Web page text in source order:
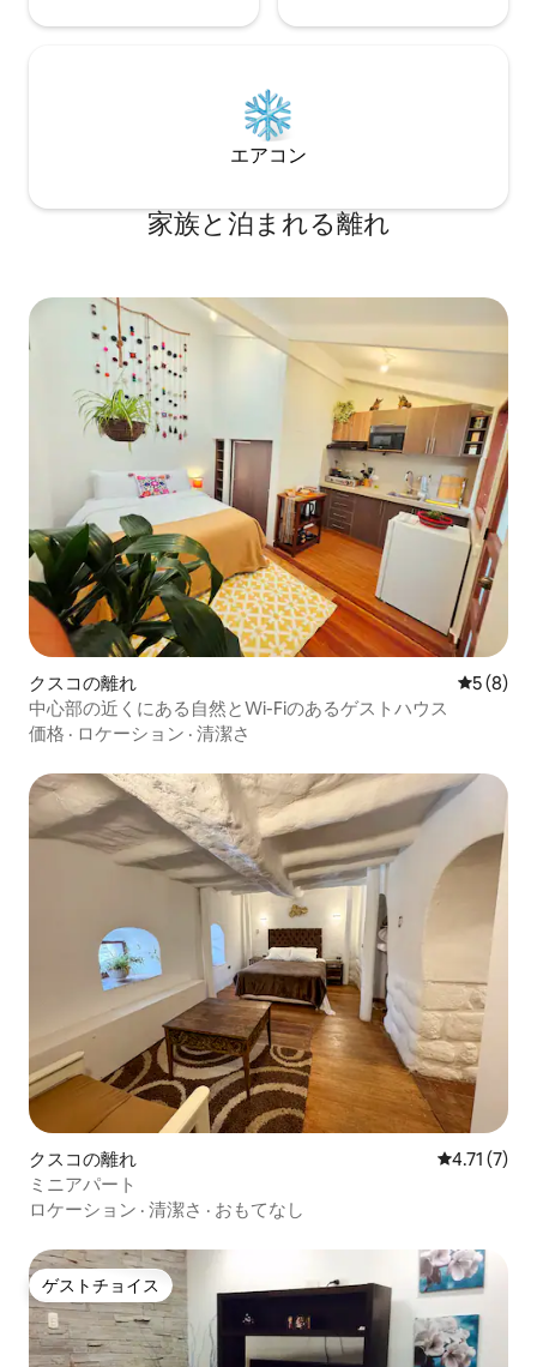
エアコン
家族と泊まれる離れ
クスコの離れ レビュー
5 (8)
中心部の近くにある自然とWi-Fiのあるゲストハウス
価格 · ロケーション · 清潔さ
クスコの離れ レビュー7
4.71 (7)
ミニアパート
ロケーション · 清潔さ · おもてなし
ゲストチョイス
ゲストチョイス